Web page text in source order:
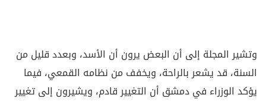
وتشير المجلة إلى أن البعض يرون أن الأسد، وبعدد قليل من
السنة، قد يشعر بالراحة، ويخفف من نظامه القمعي، فيما
يؤكد الوزراء في دمشق أن التغيير قادم، ويشيرون إلى تغيير